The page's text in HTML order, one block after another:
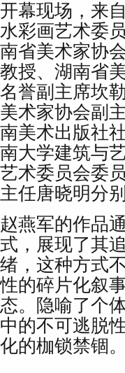
开幕现场，来
水彩画艺术委
南省美术家协
教授、湖南省
名誉副主席坎
美术家协会副
南美术出版社
南大学建筑与
艺术委员会委
主任唐晓明分别
赵燕军的作品
式，展现了其
绪，这种方式
性的碎片化叙
态。隐喻了个
中的不可逃脱
化的枷锁禁锢。